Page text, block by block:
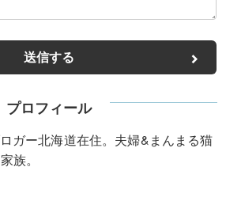
プロフィール
ガー北海道在住。夫婦&まんまる猫
族。